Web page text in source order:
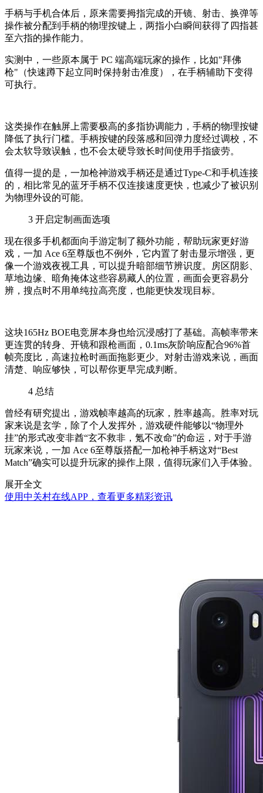
手柄与手机合体后，原来需要拇指完成的开镜、射击、换弹等
操作被分配到手柄的物理按键上，两指小白瞬间获得了四指甚
至六指的操作能力。
实测中，一些原本属于 PC 端高端玩家的操作，比如"拜佛
枪"（快速蹲下起立同时保持射击准度），在手柄辅助下变得
可执行。
这类操作在触屏上需要极高的多指协调能力，手柄的物理按键
降低了执行门槛。手柄按键的段落感和回弹力度经过调校，不
会太软导致误触，也不会太硬导致长时间使用手指疲劳。
值得一提的是， 一加枪神游戏手柄还是通过Type-C和手机连接
的，相比常见的蓝牙手柄不仅连接速度更快，也减少了被识别
为物理外设的可能。
3 开启定制画面选项
现在很多手机都面向手游定制了额外功能，帮助玩家更好游
戏，一加 Ace 6至尊版也不例外，它内置了射击显示增强，更
像一个游戏夜视工具，可以提升暗部细节辨识度。房区阴影、
草地边缘、暗角掩体这些容易藏人的位置，画面会更容易分
辨，搜点时不用单纯拉高亮度，也能更快发现目标。
这块165Hz BOE电竞屏本身也给沉浸感打了基础。高帧率带来
更连贯的转身、开镜和跟枪画面，0.1ms灰阶响应配合96%首
帧亮度比，高速拉枪时画面拖影更少。对射击游戏来说，画面
清楚、响应够快，可以帮你更早完成判断。
4 总结
曾经有研究提出，游戏帧率越高的玩家，胜率越高。胜率对玩
家来说是玄学，除了个人发挥外，游戏硬件能够以“物理外
挂”的形式改变非酋“玄不救非，氪不改命”的命运，对于手游
玩家来说，一加 Ace 6至尊版搭配一加枪神手柄这对“Best
Match”确实可以提升玩家的操作上限，值得玩家们入手体验。
展开全文
使用中关村在线APP，查看更多精彩资讯